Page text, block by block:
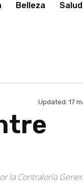
Belleza Salud
Updated: 17
la Contraloría